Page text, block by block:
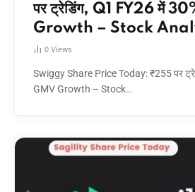
पर ट्रेडिंग, Q1 FY26 में
Growth – Stock
0 Views
Swiggy Share Price Today: ₹255 पर
GMV Growth – Stock…